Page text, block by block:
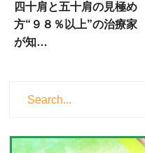
四十肩と五十肩の見極め
方“９８％以上”の治療家
が知…